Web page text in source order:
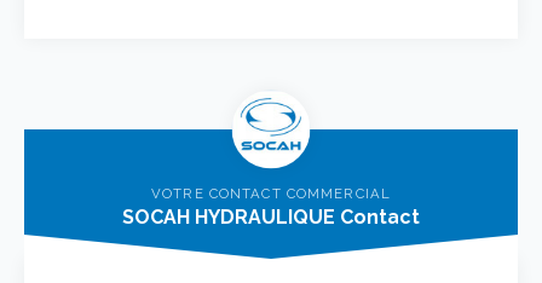
VOTRE CONTACT COMMERCIAL
SOCAH HYDRAULIQUE Contact